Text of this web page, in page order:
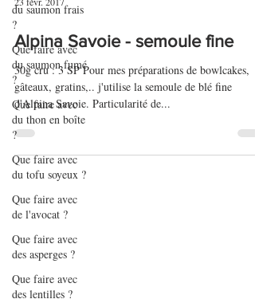
du saumon frais
?
Que faire avec
du saumon fumé
?
Que faire avec
du thon en boîte
?
Que faire avec
du tofu soyeux ?
Que faire avec
de l'avocat ?
Que faire avec
des asperges ?
Que faire avec
des lentilles ?
23 févr. 2017
Alpina Savoie - semoule fine
30g cru : 3 SP Pour mes préparations de bowlcakes,
gâteaux, gratins,.. j'utilise la semoule de blé fine
d'Alpina Savoie. Particularité de...